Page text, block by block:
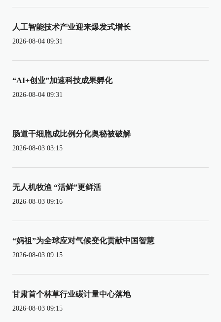
人工智能技术产业迎来爆发式增长
2026-08-04 09:31
“AI+创业”加速科技成果孵化
2026-08-04 09:31
肠道干细胞成比例分化奥秘被破解
2026-08-03 03:15
无人机牧渔 “活鲜”更鲜活
2026-08-03 09:16
“妈祖”为全球应对气候变化贡献中国智慧
2026-08-03 09:15
甘肃首个林草行业碳计量中心落地
2026-08-03 09:15